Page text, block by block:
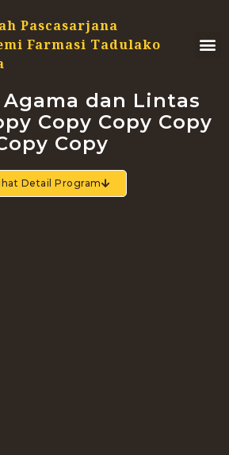
Pascasarjana
Farmasi Tadulako
dan Lintas
Copy Copy Copy
Copy
Detail Program